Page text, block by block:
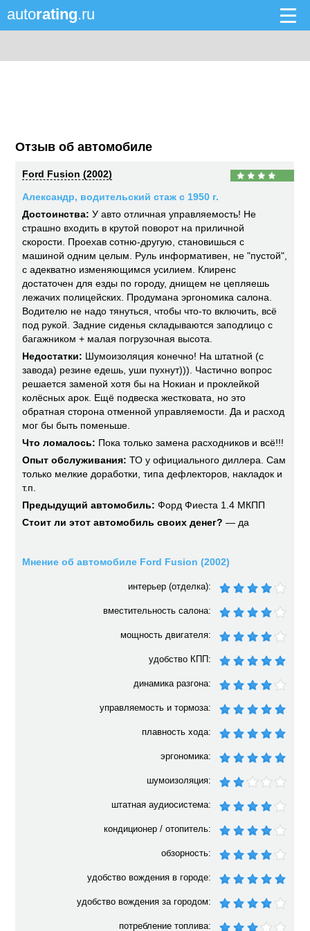
autorating.ru
Отзыв об автомобиле
Ford Fusion (2002)
Александр, водительский стаж с 1950 г.
Достоинства: У авто отличная управляемость! Не
страшно входить в крутой поворот на приличной
скорости. Проехав сотню-другую, становишься с
машиной одним целым. Руль информативен, не "пустой",
с адекватно изменяющимся усилием. Клиренс
достаточен для езды по городу, днищем не цепляешь
лежачих полицейских. Продумана эргономика салона.
Водителю не надо тянуться, чтобы что-то включить, всё
под рукой. Задние сиденья складываются заподлицо с
багажником + малая погрузочная высота.
Недостатки: Шумоизоляция конечно! На штатной (с
завода) резине едешь, уши пухнут))). Частично вопрос
решается заменой хотя бы на Нокиан и проклейкой
колёсных арок. Ещё подвеска жестковата, но это
обратная сторона отменной управляемости. Да и расход
мог бы быть поменьше.
Что ломалось: Пока только замена расходников и всё!!!
Опыт обслуживания: ТО у официального диллера. Сам
только мелкие доработки, типа дефлекторов, накладок и
т.п.
Предыдущий автомобиль: Форд Фиеста 1.4 МКПП
Стоит ли этот автомобиль своих денег? — да
Мнение об автомобиле Ford Fusion (2002)
интерьер (отделка):
вместительность салона:
мощность двигателя:
удобство КПП:
динамика разгона:
управляемость и тормоза:
плавность хода:
эргономика:
шумоизоляция:
штатная аудиосистема:
кондиционер / отопитель:
обзорность:
удобство вождения в городе:
удобство вождения за городом:
потребление топлива: